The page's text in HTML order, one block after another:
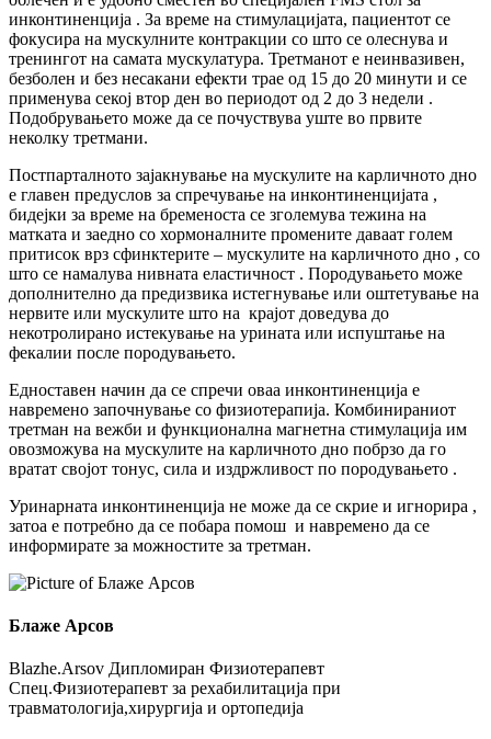
инконтиненција . За време на стимулацијата, пациентот се
фокусира на мускулните контракции со што се олеснува и
тренингот на самата мускулатура. Третманот е неинвазивен,
безболен и без несакани ефекти трае од 15 до 20 минути и се
применува секој втор ден во периодот од 2 до 3 недели .
Подобрувањето може да се почуствува уште во првите
неколку третмани.
Постпарталното зајакнување на мускулите на карличното дно
е главен предуслов за спречување на инконтиненцијата ,
бидејки за време на бременоста се зголемува тежина на
матката и заедно со хормоналните промените даваат голем
притисок врз сфинктерите – мускулите на карличното дно , со
што се намалува нивната еластичност . Породувањето може
дополнително да предизвика истегнување или оштетување на
нервите или мускулите што на крајот доведува до
некотролирано истекување на урината или испуштање на
фекалии после породувањето.
Едноставен начин да се спречи оваа инконтиненција е
навремено започнување со физиотерапија. Комбинираниот
третман на вежби и функционална магнетна стимулација им
овозможува на мускулите на карличното дно побрзо да го
вратат својот тонус, сила и издржливост по породувањето .
Уринарната инконтиненција не може да се скрие и игнорира ,
затоа е потребно да се побара помош и навремено да се
информирате за можностите за третман.
Блаже Арсов
Blazhe.Arsov Дипломиран Физиотерапевт
Спец.Физиотерапевт за рехабилитација при
травматологија,хирургија и ортопедија